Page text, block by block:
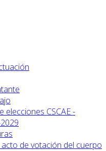
elecciones CSCAE -
de votación del cuerpo